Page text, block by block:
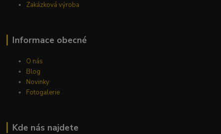
Zakázková výroba
Informace obecné
O nás
Blog
Novinky
Fotogalerie
Kde nás najdete